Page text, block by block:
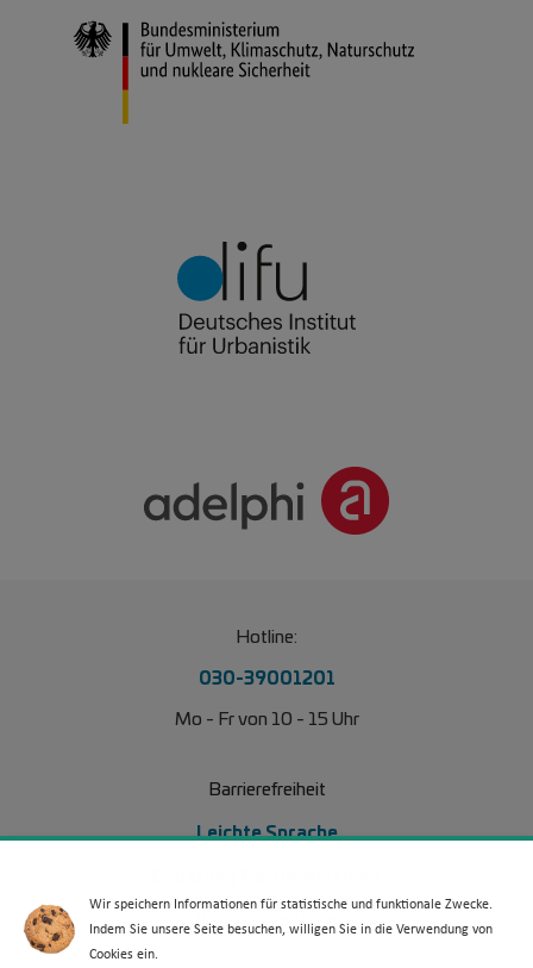
Hotline:
030-39001201
Mo - Fr von 10 - 15 Uhr
Barrierefreiheit
Leichte Sprache
Barriere melden
Wir speichern Informationen für statistische und funktionale Zwecke.
Indem Sie unsere Seite besuchen, willigen Sie in die Verwendung von
Cookies ein.